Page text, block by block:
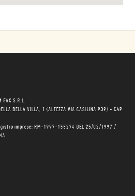
FAX S.R.L.
BELLA VILLA, 1 (ALTEZZA VIA CASILINA 939) - CAP
imprese: RM-1997-155274 DEL 25/02/1997 /